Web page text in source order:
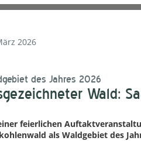
2026
des Jahres 2026
Wald:
feierlichen
als Waldgebiet des